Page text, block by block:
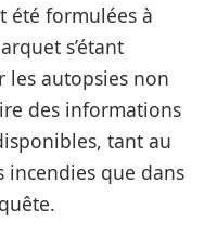
été formulées à
s’étant
les autopsies non
des informations
tant au
incendies que dans